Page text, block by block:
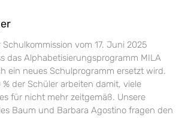
vom 17. Juni 2025
das Alphabetisierungsprogramm MILA
ein neues Schulprogramm ersetzt wird.
der Schüler arbeiten damit, viele
für nicht mehr zeitgemäß. Unsere
Baum und Barbara Agostino fragen den